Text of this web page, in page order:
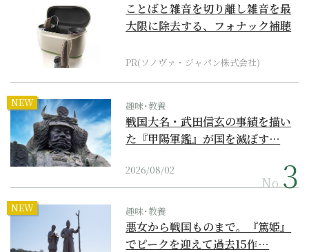
ことばと雑音を切り離し雑音を最
大限に除去する、フォナック補聴
PR(ソノヴァ・ジャパン株式会社)
NEW 趣味･教養
戦国大名・武田信玄の事績を描い
た『甲陽軍鑑』が国を滅ぼす…
2026/08/02
No.
NEW 趣味･教養
悪女から戦国ものまで。『篤姫』
でピークを迎えて過去15作…